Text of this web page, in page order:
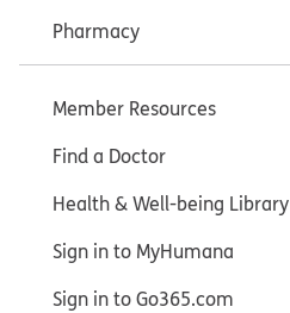
Pharmacy
Member Resources
Find a Doctor
Health & Well-being Library
Sign in to MyHumana
Sign in to Go365.com